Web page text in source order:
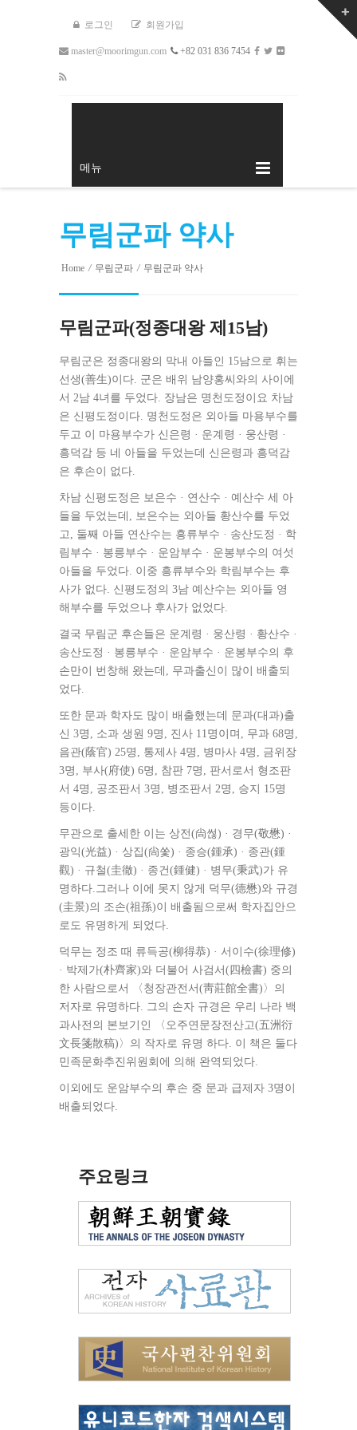
로그인 회원가입
master@moorimgun.com +82 031 836 7454
메뉴
무림군파 약사
Home / 무림군파 / 무림군파 약사
무림군파(정종대왕 제15남)
무림군은 정종대왕의 막내 아들인 15남으로 휘는
선생(善生)이다. 군은 배위 남양홍씨와의 사이에
서 2남 4녀를 두었다. 장남은 명천도정이요 차남
은 신평도정이다. 명천도정은 외아들 마용부수를
두고 이 마용부수가 신은령 · 운계령 · 웅산령 ·
흥덕감 등 네 아들을 두었는데 신은령과 흥덕감
은 후손이 없다.
차남 신평도정은 보은수 · 연산수 · 예산수 세 아
들을 두었는데, 보은수는 외아들 황산수를 두었
고, 둘째 아들 연산수는 흥류부수 · 송산도정 · 학
림부수 · 봉릉부수 · 운암부수 · 운봉부수의 여섯
아들을 두었다. 이중 흥류부수와 학림부수는 후
사가 없다. 신평도정의 3남 예산수는 외아들 영
해부수를 두었으나 후사가 없었다.
결국 무림군 후손들은 운계령 · 웅산령 · 황산수 ·
송산도정 · 봉릉부수 · 운암부수 · 운봉부수의 후
손만이 번창해 왔는데, 무과출신이 많이 배출되
었다.
또한 문과 학자도 많이 배출했는데 문과(대과)출
신 3명, 소과 생원 9명, 진사 11명이며, 무과 68명,
음관(蔭官) 25명, 통제사 4명, 병마사 4명, 금위장
3명, 부사(府使) 6명, 참판 7명, 판서로서 형조판
서 4명, 공조판서 3명, 병조판서 2명, 승지 15명
등이다.
무관으로 출세한 이는 상전(尙썮) · 경무(敬懋) ·
광익(光益) · 상집(尙쏯) · 종승(鍾承) · 종관(鍾
觀) · 규철(圭徹) · 종건(鍾健) · 병무(秉武)가 유
명하다.그러나 이에 못지 않게 덕무(德懋)와 규경
(圭景)의 조손(祖孫)이 배출됨으로써 학자집안으
로도 유명하게 되었다.
덕무는 정조 때 류득공(柳得恭) · 서이수(徐理修)
· 박제가(朴齊家)와 더불어 사검서(四檢書) 중의
한 사람으로서 〈청장관전서(靑莊館全書)〉의
저자로 유명하다. 그의 손자 규경은 우리 나라 백
과사전의 본보기인 〈오주연문장전산고(五洲衍
文長箋散稿)〉의 작자로 유명 하다. 이 책은 둘다
민족문화추진위원회에 의해 완역되었다.
이외에도 운암부수의 후손 중 문과 급제자 3명이
배출되었다.
주요링크